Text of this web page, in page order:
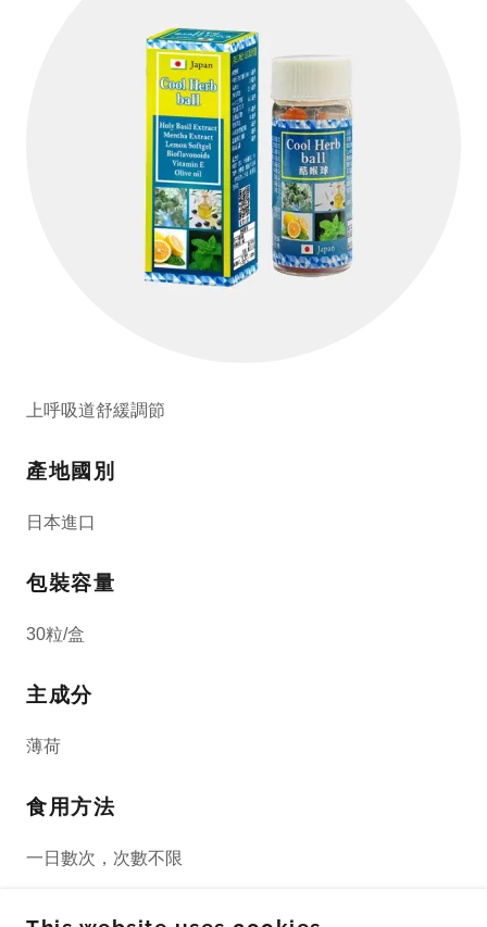
上呼吸道舒緩調節
產地國別
日本進口
包裝容量
30粒/盒
主成分
薄荷
食用方法
一日數次，次數不限
適用對象